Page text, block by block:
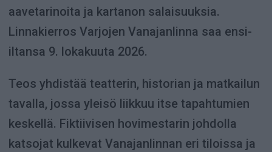
aavetarinoita ja kartanon salaisuuksia.
Linnakierros Varjojen Vanajanlinna saa ensi-
iltansa 9. lokakuuta 2026.
Teos yhdistää teatterin, historian ja matkailun
tavalla, jossa yleisö liikkuu itse tapahtumien
keskellä. Fiktiivisen hovimestarin johdolla
katsojat kulkevat Vanajanlinnan eri tiloissa ja